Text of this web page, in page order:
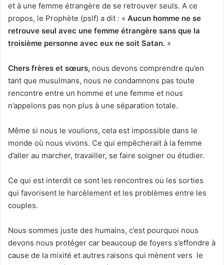
et à une femme étrangère de se retrouver seuls. A ce
propos, le Prophète (pslf) a dit : « Aucun homme ne se
retrouve seul avec une femme étrangère sans que la
troisième personne avec eux ne soit Satan. »
Chers frères et sœurs, nous devons comprendre qu’en
tant que musulmans, nous ne condamnons pas toute
rencontre entre un homme et une femme et nous
n’appelons pas non plus à une séparation totale.
Même si nous le voulions, cela est impossible dans le
monde où nous vivons. Ce qui empêcherait à la femme
d’aller au marcher, travailler, se faire soigner ou étudier.
Ce qui est interdit ce sont les rencontres ou les sorties
qui favorisent le harcèlement et les problèmes entre les
couples.
Nous sommes juste des humains, c’est pourquoi nous
devons nous protéger car beaucoup de foyers s’effondre à
cause de la mixité et autres raisons qui mènent vers le